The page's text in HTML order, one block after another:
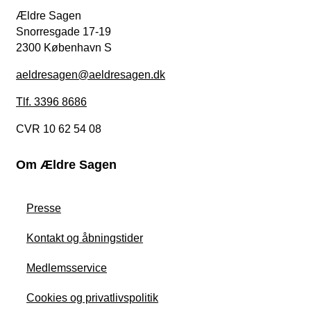
Ældre Sagen
Snorresgade 17-19
2300 København S
aeldresagen@aeldresagen.dk
Tlf. 3396 8686
CVR 10 62 54 08
Om Ældre Sagen
Presse
Kontakt og åbningstider
Medlemsservice
Cookies og privatlivspolitik